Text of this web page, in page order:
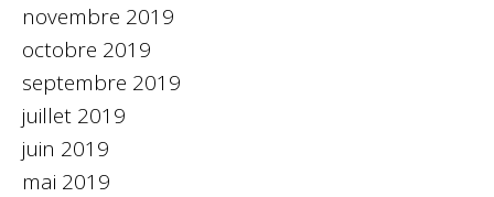
novembre 2019
octobre 2019
septembre 2019
juillet 2019
juin 2019
mai 2019